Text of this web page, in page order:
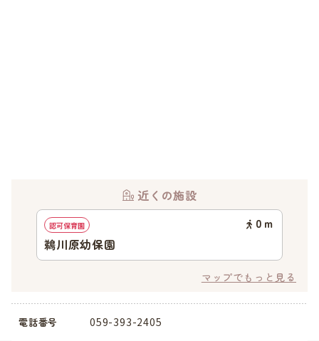
近くの施設
認可保育園 0 ｍ
鵜川原幼保園
マップでもっと見る
電話番号 059-393-2405